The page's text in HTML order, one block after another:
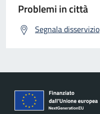
Problemi in città
Segnala disservizio